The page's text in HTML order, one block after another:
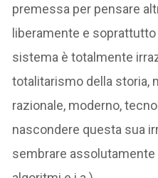
premessa per pensare
liberamente e
sistema è totalmente
totalitarismo della storia,
razionale, moderno,
nascondere questa sua
sembrare assolutamente